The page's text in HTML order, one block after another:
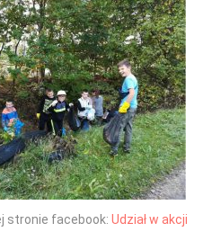
stronie facebook: Udział w akcji